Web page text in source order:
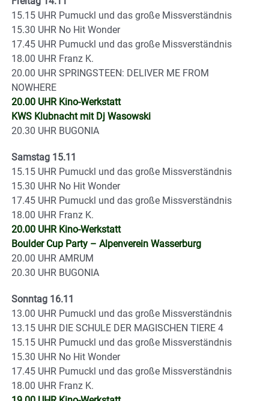
15.15 UHR Pumuckl und das große Missverständnis
15.30 UHR No Hit Wonder
17.45 UHR Pumuckl und das große Missverständnis
18.00 UHR Franz K.
20.00 UHR SPRINGSTEEN: DELIVER ME FROM
NOWHERE
20.00 UHR Kino-Werkstatt
KWS Klubnacht mit Dj Wasowski
20.30 UHR BUGONIA
Samstag 15.11
15.15 UHR Pumuckl und das große Missverständnis
15.30 UHR No Hit Wonder
17.45 UHR Pumuckl und das große Missverständnis
18.00 UHR Franz K.
20.00 UHR Kino-Werkstatt
Boulder Cup Party – Alpenverein Wasserburg
20.00 UHR AMRUM
20.30 UHR BUGONIA
Sonntag 16.11
13.00 UHR Pumuckl und das große Missverständnis
13.15 UHR DIE SCHULE DER MAGISCHEN TIERE 4
15.15 UHR Pumuckl und das große Missverständnis
15.30 UHR No Hit Wonder
17.45 UHR Pumuckl und das große Missverständnis
18.00 UHR Franz K.